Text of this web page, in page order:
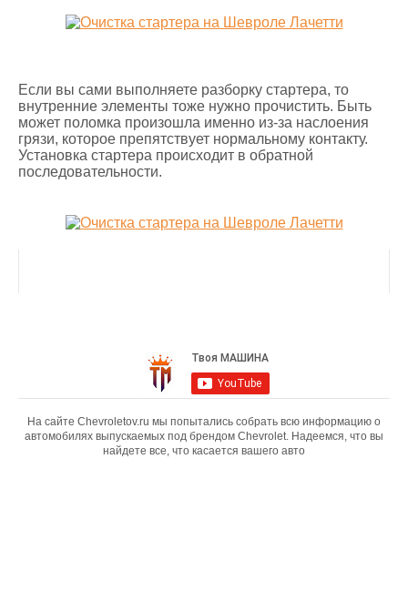
Если вы сами выполняете разборку стартера, то
внутренние элементы тоже нужно прочистить. Быть
может поломка произошла именно из-за наслоения
грязи, которое препятствует нормальному контакту.
Установка стартера происходит в обратной
последовательности.
На сайте Chevroletov.ru мы попытались собрать всю информацию о
автомобилях выпускаемых под брендом Chevrolet. Надеемся, что вы
найдете все, что касается вашего авто